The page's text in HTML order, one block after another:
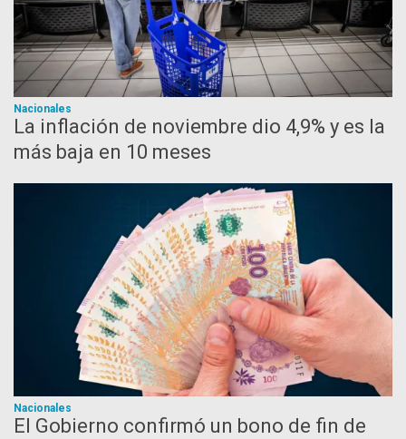
Nacionales
La inflación de noviembre dio 4,9% y es la
más baja en 10 meses
Nacionales
El Gobierno confirmó un bono de fin de